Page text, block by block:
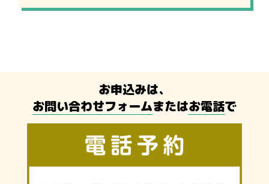
お申込みは、
お問い合わせフォームまたはお電話で